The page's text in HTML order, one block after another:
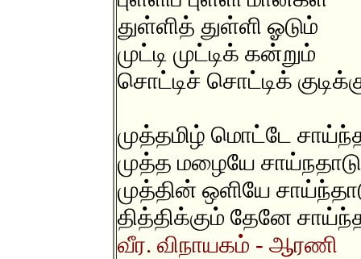
துள்ளித் துள்ளி ஓடும்
முட்டி முட்டிக் கன்றும்
சொட்டிச் சொட்டிக்
முத்தமிழ் மொட்டே
முத்த மழையே சாய்நதாடு
முத்தின் ஒளியே
தித்திக்கும் தேனே
வீர. விநாயகம் - ஆரணி